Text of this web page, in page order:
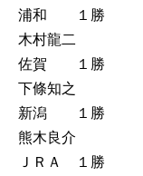
浦和 １勝
木村龍二
佐賀 １勝
下條知之
新潟 １勝
熊木良介
ＪＲＡ １勝